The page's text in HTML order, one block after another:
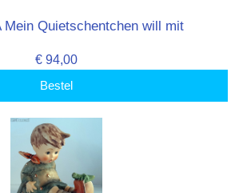
Mein Quietschentchen will mit
€ 94,00
Bestel